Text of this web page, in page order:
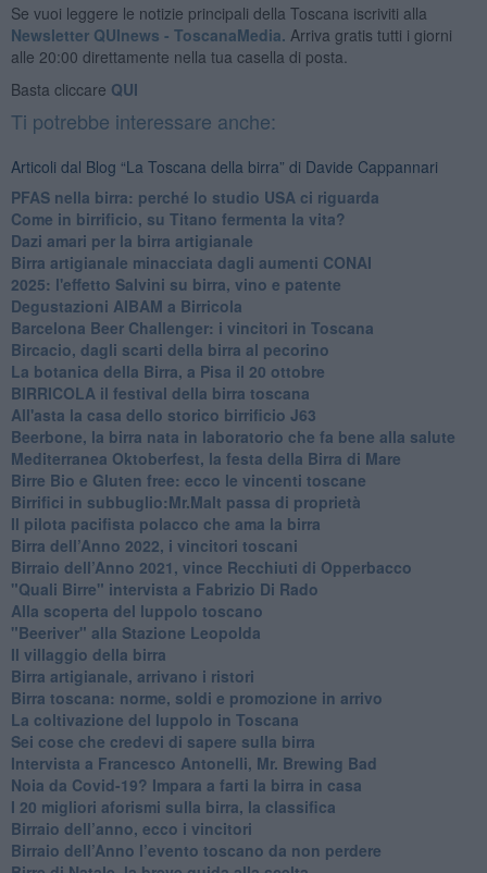
Se vuoi leggere le notizie principali della Toscana iscriviti alla
Newsletter QUInews - ToscanaMedia. Arriva gratis tutti i giorni
alle 20:00 direttamente nella tua casella di posta.
Basta cliccare QUI
Ti potrebbe interessare anche:
Articoli dal Blog “La Toscana della birra” di Davide Cappannari
​PFAS nella birra: perché lo studio USA ci riguarda
​Come in birrificio, su Titano fermenta la vita?
Dazi amari per la birra artigianale
​Birra artigianale minacciata dagli aumenti CONAI
​2025: l'effetto Salvini su birra, vino e patente
​Degustazioni AIBAM a Birricola
​Barcelona Beer Challenger: i vincitori in Toscana
Bircacio, dagli scarti della birra al pecorino
​La botanica della Birra, a Pisa il 20 ottobre
BIRRICOLA il festival della birra toscana
​All'asta la casa dello storico birrificio J63
Beerbone, la birra nata in laboratorio che fa bene alla salute
Mediterranea Oktoberfest, la festa della Birra di Mare
​Birre Bio e Gluten free: ecco le vincenti toscane
​Birrifici in subbuglio:Mr.Malt passa di proprietà
​Il pilota pacifista polacco che ama la birra
​Birra dell’Anno 2022, i vincitori toscani
Birraio dell’Anno 2021, vince Recchiuti di Opperbacco
"Quali Birre" intervista a Fabrizio Di Rado
​Alla scoperta del luppolo toscano
"Beeriver" alla Stazione Leopolda
Il villaggio della birra
Birra artigianale, arrivano i ristori
Birra toscana: norme, soldi e promozione in arrivo
La coltivazione del luppolo in Toscana
Sei cose che credevi di sapere sulla birra
Intervista a Francesco Antonelli, Mr. Brewing Bad
Noia da Covid-19? Impara a farti la birra in casa
I 20 migliori aforismi sulla birra, la classifica
​Birraio dell’anno, ecco i vincitori
​Birraio dell’Anno l’evento toscano da non perdere